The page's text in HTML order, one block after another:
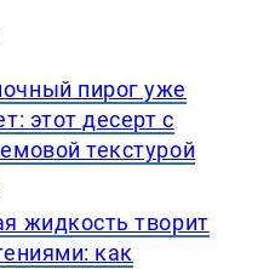
пирог уже
этот десерт с
текстурой
жидкость творит
как